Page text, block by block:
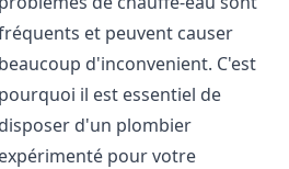
et peuvent causer
beaucoup d'inconvenient. C'est
pourquoi il est essentiel de
disposer d'un plombier
expérimenté pour votre